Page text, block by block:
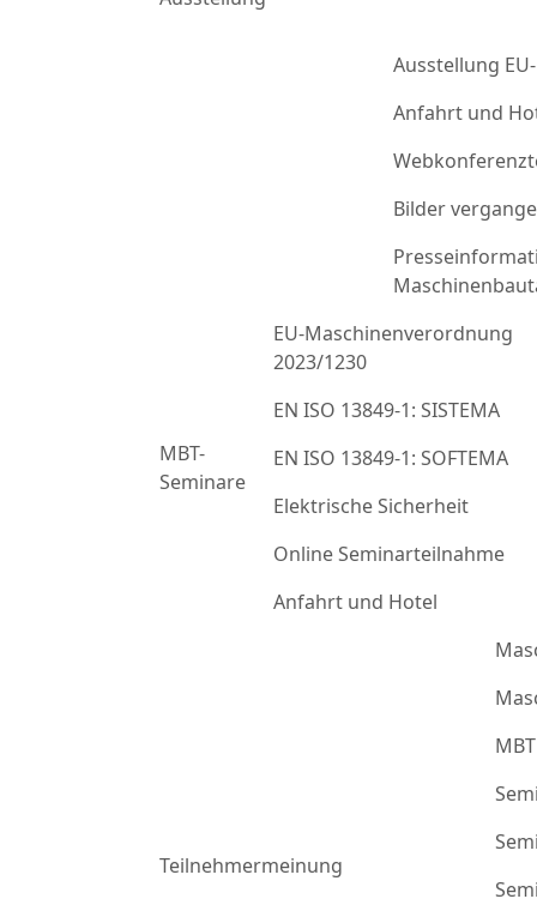
Ausstellung
Anfahrt und
Bilder
MBT-
Seminare
EU-Maschinenverordnung
2023/1230
EN ISO 13849-1: SISTEMA
EN ISO 13849-1: SOFTEMA
Elektrische Sicherheit
Online Seminarteilnahme
Anfahrt und Hotel
Teilnehmermeinung